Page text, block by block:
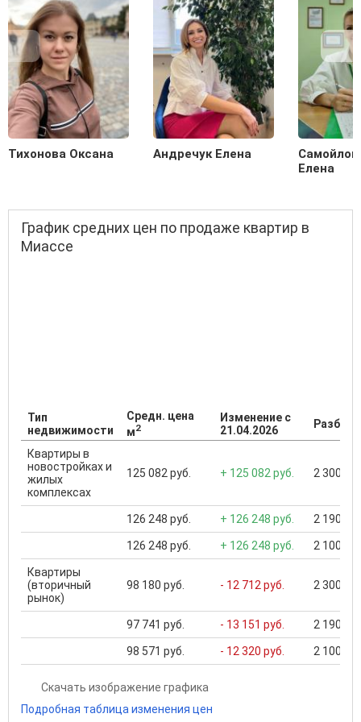
Тихонова Оксана Андречук Елена
Елена
График средних цен по продаже квартир в
Миассе
Тип
недвижимости
Средн. цена
м2
Изменение с
21.04.2026
Квартиры в
новостройках и
жилых
комплексах
125 082 руб. + 125 082 руб. 2 300
126 248 руб. + 126 248 руб. 2 190
126 248 руб. + 126 248 руб. 2 100
Квартиры
(вторичный
рынок)
98 180 руб. - 12 712 руб. 2 300
97 741 руб. - 13 151 руб. 2 190
98 571 руб. - 12 320 руб. 2 100
Скачать изображение графика
Подробная таблица изменения цен